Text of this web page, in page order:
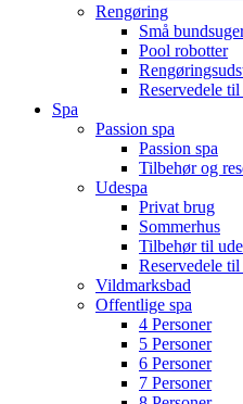
Rengøring
Små
Pool robotter
Reservedele
Spa
Passion spa
Passion spa
Tilbehør og
Udespa
Privat brug
Sommerhus
Tilbehør til
Reservedele til
Vildmarksbad
Offentlige spa
4 Personer
5 Personer
6 Personer
7 Personer